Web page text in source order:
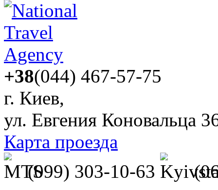
+38(044) 467-57-75
г. Киев,
ул. Евгения Коновальца
Карта проезда
(099) 303-10-63